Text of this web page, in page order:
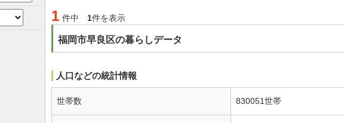
1 件中 1件を表示
福岡市早良区の暮らしデータ
人口などの統計情報
世帯数 830051世帯